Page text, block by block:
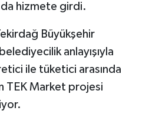
hizmete girdi.
Büyükşehir
anlayışıyla
ile tüketici arasında
TEK Market projesi